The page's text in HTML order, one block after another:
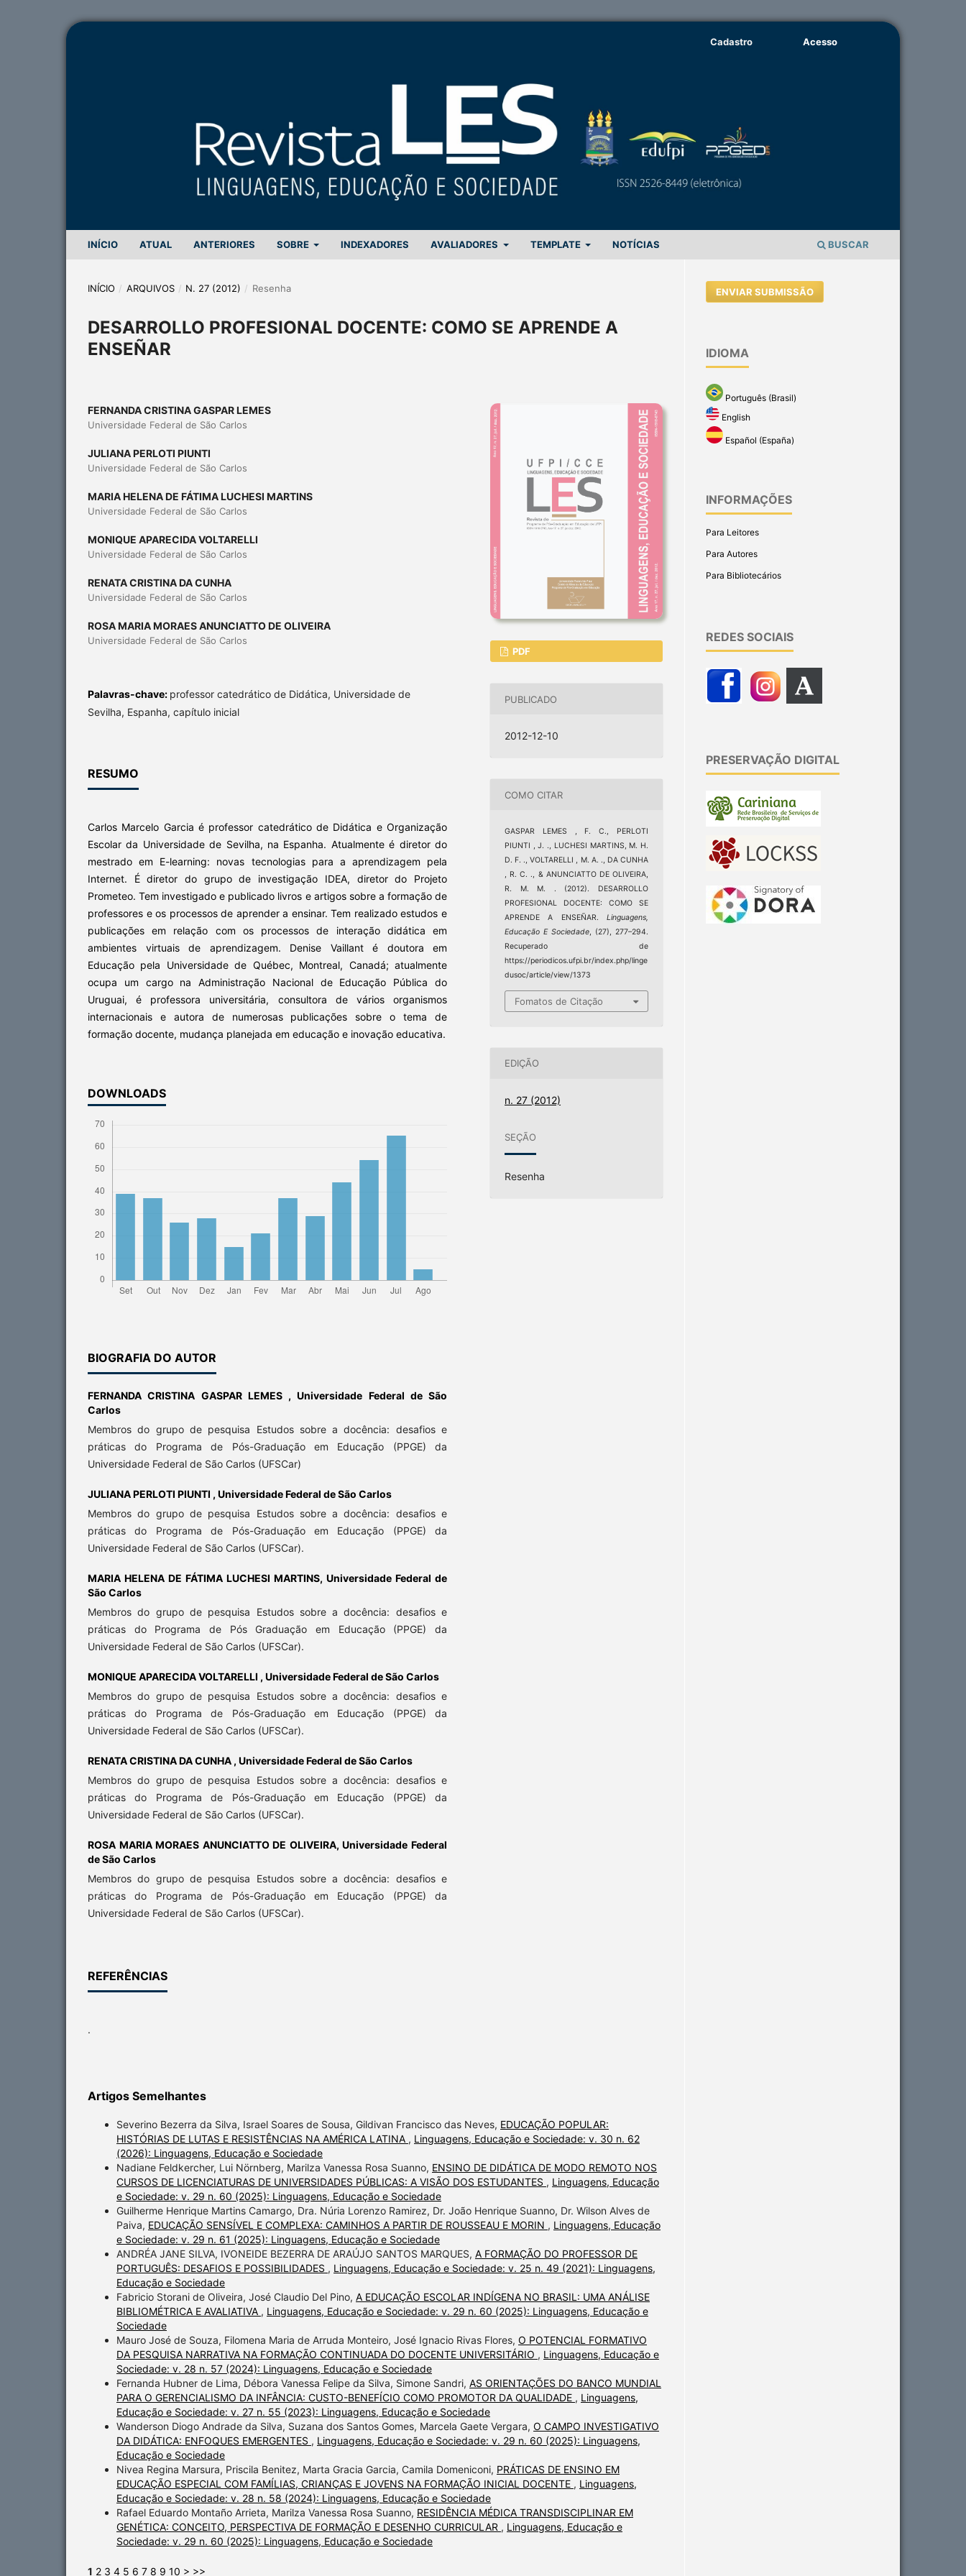
INÍCIO ATUAL ANTERIORES SOBRE INDEXADORES AVALIADORES TEMPLATE NOTÍCIAS BUSCAR
Cadastro Acesso
INÍCIO / ARQUIVOS / N. 27 (2012) / Resenha
DESARROLLO PROFESIONAL DOCENTE: COMO SE APRENDE A
ENSEÑAR
FERNANDA CRISTINA GASPAR LEMES
Universidade Federal de São Carlos
JULIANA PERLOTI PIUNTI
Universidade Federal de São Carlos
MARIA HELENA DE FÁTIMA LUCHESI MARTINS
Universidade Federal de São Carlos
MONIQUE APARECIDA VOLTARELLI
Universidade Federal de São Carlos
RENATA CRISTINA DA CUNHA
Universidade Federal de São Carlos
ROSA MARIA MORAES ANUNCIATTO DE OLIVEIRA
Universidade Federal de São Carlos
Palavras-chave: professor catedrático de Didática, Universidade de
Sevilha, Espanha, capítulo inicial
RESUMO
Carlos Marcelo Garcia é professor catedrático de Didática e Organização
Escolar da Universidade de Sevilha, na Espanha. Atualmente é diretor do
mestrado em E-learning: novas tecnologias para a aprendizagem pela
Internet. É diretor do grupo de investigação IDEA, diretor do Projeto
Prometeo. Tem investigado e publicado livros e artigos sobre a formação de
professores e os processos de aprender a ensinar. Tem realizado estudos e
publicações em relação com os processos de interação didática em
ambientes virtuais de aprendizagem. Denise Vaillant é doutora em
Educação pela Universidade de Québec, Montreal, Canadá; atualmente
ocupa um cargo na Administração Nacional de Educação Pública do
Uruguai, é professora universitária, consultora de vários organismos
internacionais e autora de numerosas publicações sobre o tema de
formação docente, mudança planejada em educação e inovação educativa.
DOWNLOADS
BIOGRAFIA DO AUTOR
FERNANDA CRISTINA GASPAR LEMES ,Universidade Federal de São
Carlos
Membros do grupo de pesquisa Estudos sobre a docência: desafios e
práticas do Programa de Pós-Graduação em Educação (PPGE) da
Universidade Federal de São Carlos (UFSCar)
JULIANA PERLOTI PIUNTI , Universidade Federal de São Carlos
Membros do grupo de pesquisa Estudos sobre a docência: desafios e
práticas do Programa de Pós-Graduação em Educação (PPGE) da
Universidade Federal de São Carlos (UFSCar).
MARIA HELENA DE FÁTIMA LUCHESI MARTINS, Universidade Federal de
São Carlos
Membros do grupo de pesquisa Estudos sobre a docência: desafios e
práticas do Programa de Pós Graduação em Educação (PPGE) da
Universidade Federal de São Carlos (UFSCar).
MONIQUE APARECIDA VOLTARELLI , Universidade Federal de São Carlos
Membros do grupo de pesquisa Estudos sobre a docência: desafios e
práticas do Programa de Pós-Graduação em Educação (PPGE) da
Universidade Federal de São Carlos (UFSCar).
RENATA CRISTINA DA CUNHA , Universidade Federal de São Carlos
Membros do grupo de pesquisa Estudos sobre a docência: desafios e
práticas do Programa de Pós-Graduação em Educação (PPGE) da
Universidade Federal de São Carlos (UFSCar).
ROSA MARIA MORAES ANUNCIATTO DE OLIVEIRA,Universidade Federal
de São Carlos
Membros do grupo de pesquisa Estudos sobre a docência: desafios e
práticas do Programa de Pós-Graduação em Educação (PPGE) da
Universidade Federal de São Carlos (UFSCar).
REFERÊNCIAS
.
PDF
PUBLICADO
2012-12-10
COMO CITAR
GASPAR LEMES , F. C., PERLOTI
PIUNTI , J. ., LUCHESI MARTINS, M. H.
D. F. ., VOLTARELLI , M. A. ., DA CUNHA
, R. C. ., & ANUNCIATTO DE OLIVEIRA,
R. M. M. . (2012). DESARROLLO
PROFESIONAL DOCENTE: COMO SE
APRENDE A ENSEÑAR. Linguagens,
Educação E Sociedade, (27), 277–294.
Recuperado de
https://periodicos.ufpi.br/index.php/linge
dusoc/article/view/1373
Fomatos de Citação
EDIÇÃO
n. 27 (2012)
SEÇÃO
Resenha
Artigos Semelhantes
Severino Bezerra da Silva, Israel Soares de Sousa, Gildivan Francisco das Neves, EDUCAÇÃO POPULAR:
HISTÓRIAS DE LUTAS E RESISTÊNCIAS NA AMÉRICA LATINA , Linguagens, Educação e Sociedade: v. 30 n. 62
(2026): Linguagens, Educação e Sociedade
Nadiane Feldkercher, Lui Nörnberg, Marilza Vanessa Rosa Suanno, ENSINO DE DIDÁTICA DE MODO REMOTO NOS
CURSOS DE LICENCIATURAS DE UNIVERSIDADES PÚBLICAS: A VISÃO DOS ESTUDANTES , Linguagens, Educação
e Sociedade: v. 29 n. 60 (2025): Linguagens, Educação e Sociedade
Guilherme Henrique Martins Camargo, Dra. Núria Lorenzo Ramirez, Dr. João Henrique Suanno, Dr. Wilson Alves de
Paiva, EDUCAÇÃO SENSÍVEL E COMPLEXA: CAMINHOS A PARTIR DE ROUSSEAU E MORIN , Linguagens, Educação
e Sociedade: v. 29 n. 61 (2025): Linguagens, Educação e Sociedade
ANDRÉA JANE SILVA, IVONEIDE BEZERRA DE ARAÚJO SANTOS MARQUES, A FORMAÇÃO DO PROFESSOR DE
PORTUGUÊS: DESAFIOS E POSSIBILIDADES , Linguagens, Educação e Sociedade: v. 25 n. 49 (2021): Linguagens,
Educação e Sociedade
Fabricio Storani de Oliveira, José Claudio Del Pino, A EDUCAÇÃO ESCOLAR INDÍGENA NO BRASIL: UMA ANÁLISE
BIBLIOMÉTRICA E AVALIATIVA , Linguagens, Educação e Sociedade: v. 29 n. 60 (2025): Linguagens, Educação e
Sociedade
Mauro José de Souza, Filomena Maria de Arruda Monteiro, José Ignacio Rivas Flores, O POTENCIAL FORMATIVO
DA PESQUISA NARRATIVA NA FORMAÇÃO CONTINUADA DO DOCENTE UNIVERSITÁRIO , Linguagens, Educação e
Sociedade: v. 28 n. 57 (2024): Linguagens, Educação e Sociedade
Fernanda Hubner de Lima, Débora Vanessa Felipe da Silva, Simone Sandri, AS ORIENTAÇÕES DO BANCO MUNDIAL
PARA O GERENCIALISMO DA INFÂNCIA: CUSTO-BENEFÍCIO COMO PROMOTOR DA QUALIDADE , Linguagens,
Educação e Sociedade: v. 27 n. 55 (2023): Linguagens, Educação e Sociedade
Wanderson Diogo Andrade da Silva, Suzana dos Santos Gomes, Marcela Gaete Vergara, O CAMPO INVESTIGATIVO
DA DIDÁTICA: ENFOQUES EMERGENTES , Linguagens, Educação e Sociedade: v. 29 n. 60 (2025): Linguagens,
Educação e Sociedade
Nivea Regina Marsura, Priscila Benitez, Marta Gracia Garcia, Camila Domeniconi, PRÁTICAS DE ENSINO EM
EDUCAÇÃO ESPECIAL COM FAMÍLIAS, CRIANÇAS E JOVENS NA FORMAÇÃO INICIAL DOCENTE , Linguagens,
Educação e Sociedade: v. 28 n. 58 (2024): Linguagens, Educação e Sociedade
Rafael Eduardo Montaño Arrieta, Marilza Vanessa Rosa Suanno, RESIDÊNCIA MÉDICA TRANSDISCIPLINAR EM
GENÉTICA: CONCEITO, PERSPECTIVA DE FORMAÇÃO E DESENHO CURRICULAR , Linguagens, Educação e
Sociedade: v. 29 n. 60 (2025): Linguagens, Educação e Sociedade
1 2 3 4 5 6 7 8 9 10 > >>
ENVIAR SUBMISSÃO
IDIOMA
Português (Brasil)
English
Español (España)
INFORMAÇÕES
Para Leitores
Para Autores
Para Bibliotecários
REDES SOCIAIS
PRESERVAÇÃO DIGITAL